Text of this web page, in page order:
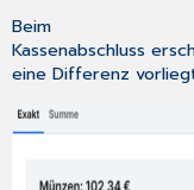
Beim
Kassenabschluss
eine Differenz